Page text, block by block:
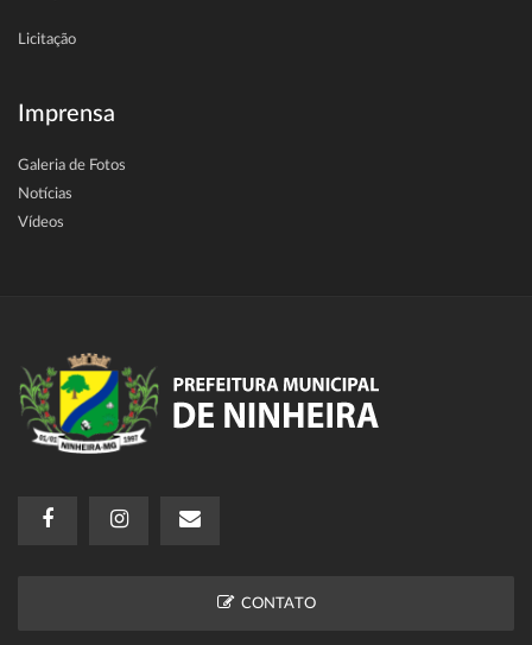
Licitação
Imprensa
Galeria de Fotos
Notícias
Vídeos
CONTATO